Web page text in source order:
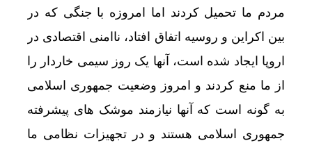
مردم ما تحمیل کردند اما امروزه با جنگی که در
بین اکراین و روسیه اتفاق افتاد، ناامنی اقتصادی در
اروپا ایجاد شده است، آنها یک روز سیمی خاردار را
از ما منع کردند و امروز وضعیت جمهوری اسلامی
به گونه است که آنها نیازمند موشک های پیشرفته
جمهوری اسلامی هستند و در تجهیزات نظامی ما